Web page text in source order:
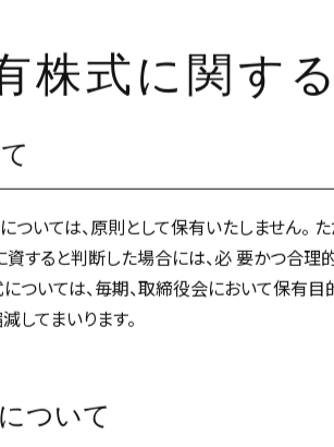
株式に関す
ついては、原則として保有いたしません
すると判断した場合には、必 要かつ合理
ついては、毎期、取締役会において保有
してまいります。
ついて